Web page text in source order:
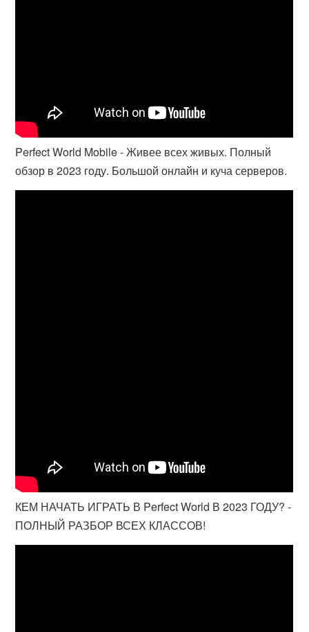
Perfect World Mobile - Живее всех живых. Полный
обзор в 2023 году. Большой онлайн и куча серверов.
КЕМ НАЧАТЬ ИГРАТЬ В Perfect World В 2023 ГОДУ? -
ПОЛНЫЙ РАЗБОР ВСЕХ КЛАССОВ!